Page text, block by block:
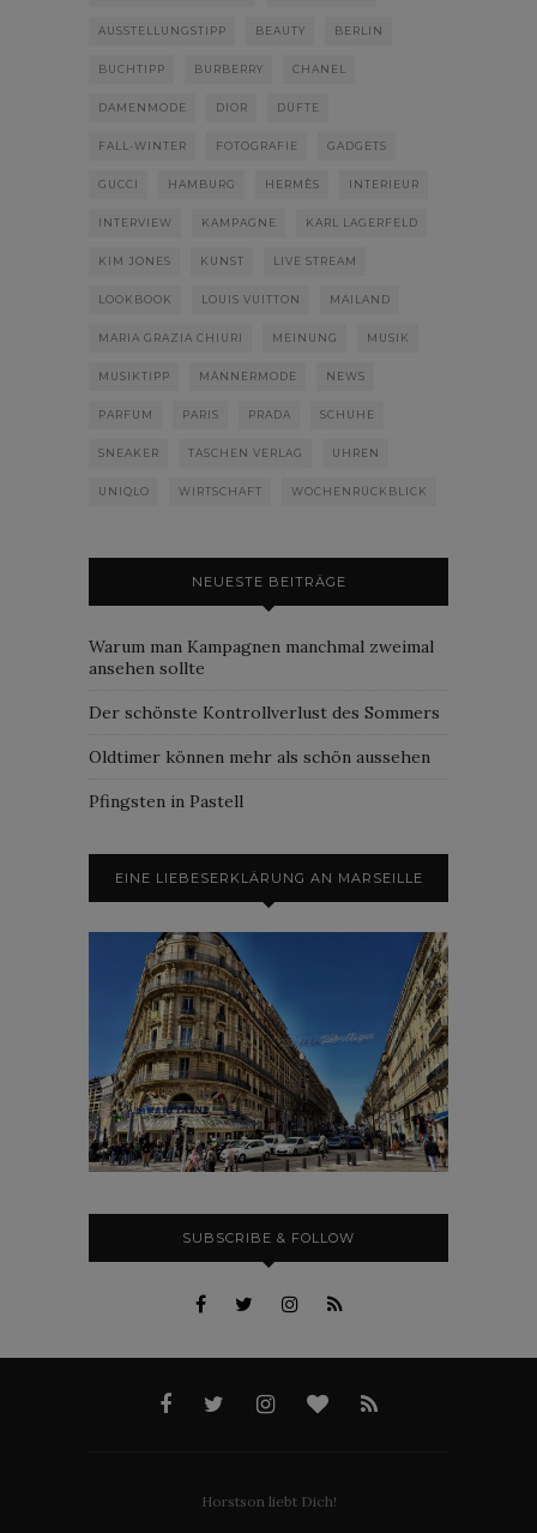
AUSSTELLUNGSTIPP BEAUTY BERLIN
BUCHTIPP BURBERRY CHANEL
DAMENMODE DIOR DÜFTE
FALL-WINTER FOTOGRAFIE GADGETS
GUCCI HAMBURG HERMÈS INTERIEUR
INTERVIEW KAMPAGNE KARL LAGERFELD
KIM JONES KUNST LIVE STREAM
LOOKBOOK LOUIS VUITTON MAILAND
MARIA GRAZIA CHIURI MEINUNG MUSIK
MUSIKTIPP MÄNNERMODE NEWS
PARFUM PARIS PRADA SCHUHE
SNEAKER TASCHEN VERLAG UHREN
UNIQLO WIRTSCHAFT WOCHENRÜCKBLICK
NEUESTE BEITRÄGE
Warum man Kampagnen manchmal zweimal
ansehen sollte
Der schönste Kontrollverlust des Sommers
Oldtimer können mehr als schön aussehen
Pfingsten in Pastell
EINE LIEBESERKLÄRUNG AN MARSEILLE
SUBSCRIBE & FOLLOW
Horstson liebt Dich!